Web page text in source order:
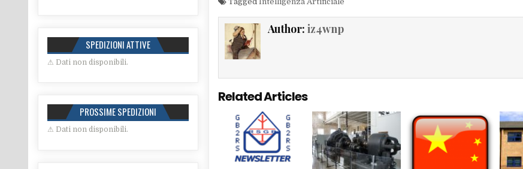
Author: iz4wnp
Related Articles
SPEDIZIONI ATTIVE
⚠ Dati non disponibili.
PROSSIME SPEDIZIONI
⚠ Dati non disponibili.